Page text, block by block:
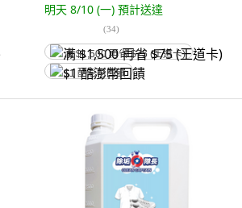
明天 8/10 (一) 預計送達
(34)
满 $1,500 再省 $75 (王道卡)
$1 酷澎幣回饋